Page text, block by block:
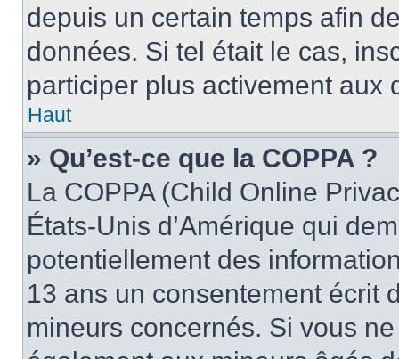
depuis un certain temps afin
données. Si tel était le cas,
participer plus activement aux
Haut
» Qu’est-ce que la COPPA ?
La COPPA (Child Online
États-Unis d’Amérique qui
potentiellement des
13 ans un consentement écrit
mineurs concernés. Si vous